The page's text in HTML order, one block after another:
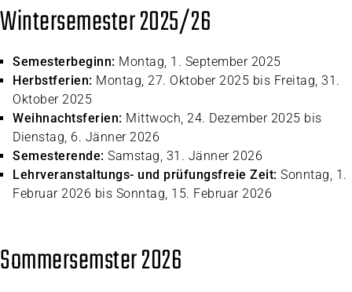
Wintersemester 2025/26
Semesterbeginn: Montag, 1. September 2025
Herbstferien: Montag, 27. Oktober 2025 bis Freitag, 31.
Oktober 2025
Weihnachtsferien: Mittwoch, 24. Dezember 2025 bis
Dienstag, 6. Jänner 2026
Semesterende: Samstag, 31. Jänner 2026
Lehrveranstaltungs- und prüfungsfreie Zeit: Sonntag, 1.
Februar 2026 bis Sonntag, 15. Februar 2026
Sommersemster 2026